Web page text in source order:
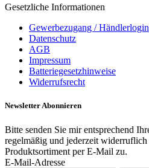
Gesetzliche Informationen
Gewerbezugang / Händlerlogin
Datenschutz
AGB
Impressum
Batteriegesetzhinweise
Widerrufsrecht
NewsletterAbonnieren
Bitte senden Sie mir entsprechend
regelmäßig und jederzeit
Produktsortiment per E-Mail zu.
E-Mail-Adresse